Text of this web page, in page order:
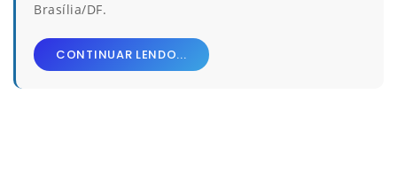
Brasília/DF.
CONTINUAR LENDO...